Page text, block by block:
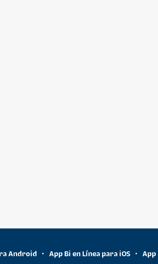
Android • App Bi en Línea para iOS • App